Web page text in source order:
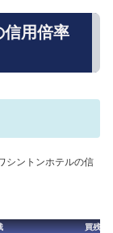
信用倍率
シントンホテルの信
買残（